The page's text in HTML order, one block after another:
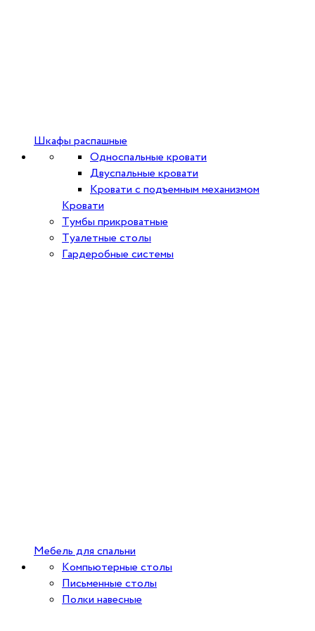
Шкафы распашные
Односпальные кровати
Двуспальные кровати
Кровати с подъемным механизмом
Кровати
Тумбы прикроватные
Туалетные столы
Гардеробные системы
Мебель для спальни
Компьютерные столы
Письменные столы
Полки навесные